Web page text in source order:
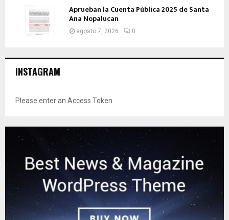
Aprueban la Cuenta Pública 2025 de Santa
Ana Nopalucan
agosto 7, 2026 0
INSTAGRAM
Please enter an Access Token